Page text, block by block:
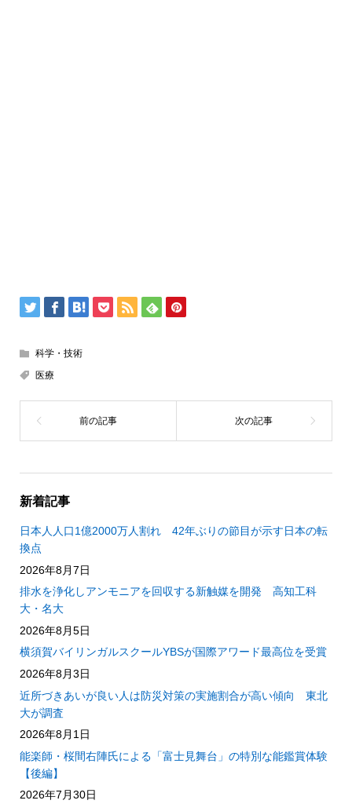
科学・技術
医療
新着記事
日本人人口1億2000万人割れ 42年ぶりの節目が示す日本の転
換点
2026年8月7日
排水を浄化しアンモニアを回収する新触媒を開発 高知工科
大・名大
2026年8月5日
横須賀バイリンガルスクールYBSが国際アワード最高位を受賞
2026年8月3日
近所づきあいが良い人は防災対策の実施割合が高い傾向 東北
大が調査
2026年8月1日
能楽師・桜間右陣氏による「富士見舞台」の特別な能鑑賞体験
【後編】
2026年7月30日